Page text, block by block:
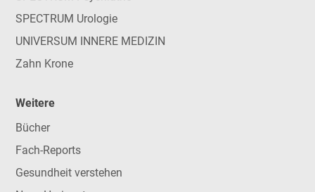
SPECTRUM Urologie
UNIVERSUM INNERE MEDIZIN
Zahn Krone
Weitere
Bücher
Fach-Reports
Gesundheit verstehen